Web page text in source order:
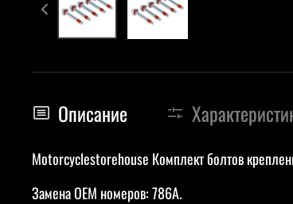
Описание
Motorcyclestorehouse Комплект болтов
Замена OEM номеров: 786A.